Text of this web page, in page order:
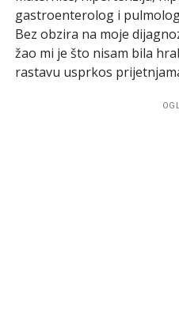
gastroenterolog i
Bez obzira na moje
žao mi je što nisam bila
rastavu usprkos